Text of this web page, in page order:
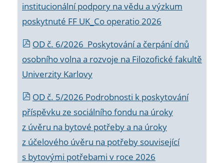
institucionální podpory na vědu a výzkum
poskytnuté FF UK_Co operatio 2026
OD č. 6/2026 Poskytování a čerpání dnů
osobního volna a rozvoje na Filozofické fakultě
Univerzity Karlovy
OD č. 5/2026 Podrobnosti k poskytování
příspěvku ze sociálního fondu na úroky
z úvěru na bytové potřeby a na úroky
z účelového úvěru na potřeby související
s bytovými potřebami v roce 2026